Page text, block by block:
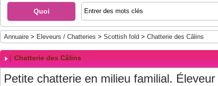
Quoi
Annuaire > Eleveurs / Chatteries > Scottish fold > Chatterie des Câlins
Chatterie des Câlins
Petite chatterie en milieu familial.